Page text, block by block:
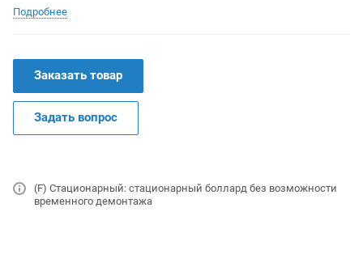
Подробнее
Заказать товар
Задать вопрос
(F) Стационарный: стационарный боллард без возможности
временного демонтажа